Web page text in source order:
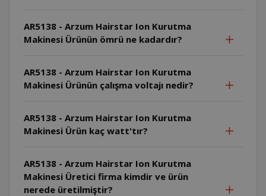
AR5138 - Arzum Hairstar Ion Kurutma
Makinesi Ürünün ömrü ne kadardır?
AR5138 - Arzum Hairstar Ion Kurutma
Makinesi Ürünün çalışma voltajı nedir?
AR5138 - Arzum Hairstar Ion Kurutma
Makinesi Ürün kaç watt'tır?
AR5138 - Arzum Hairstar Ion Kurutma
Makinesi Üretici firma kimdir ve ürün
nerede üretilmiştir?